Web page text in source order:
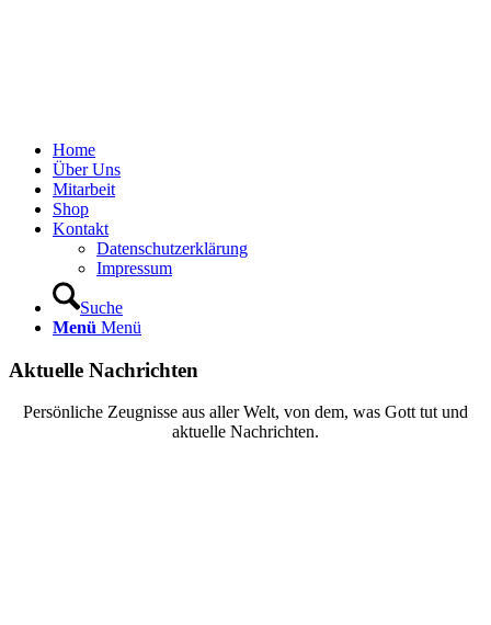
Home
Über Uns
Mitarbeit
Shop
Kontakt
Datenschutzerklärung
Impressum
Suche
Menü Menü
Aktuelle Nachrichten
Persönliche Zeugnisse aus aller Welt, von dem, was Gott tut und
aktuelle Nachrichten.